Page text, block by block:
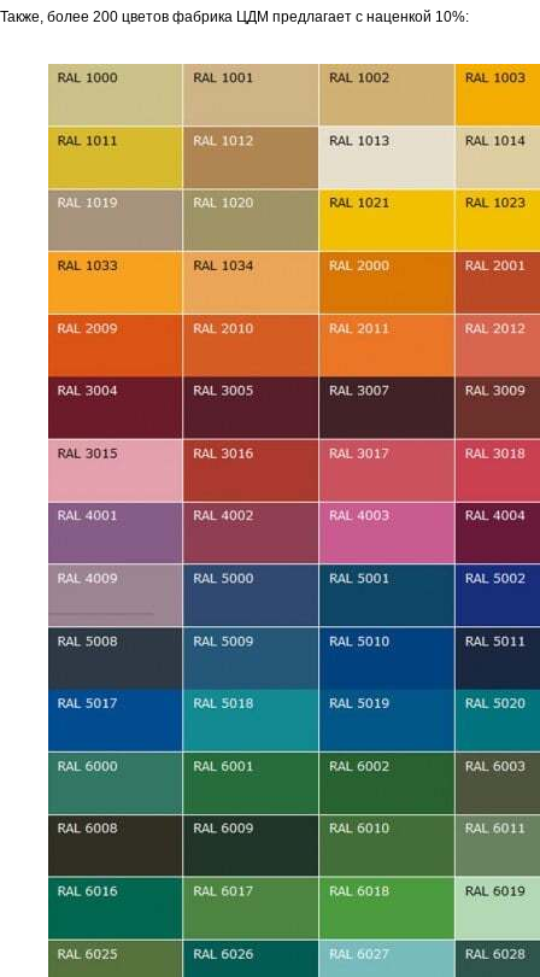
Также, более 200 цветов фабрика ЦДМ предлагает с наценкой 10%: